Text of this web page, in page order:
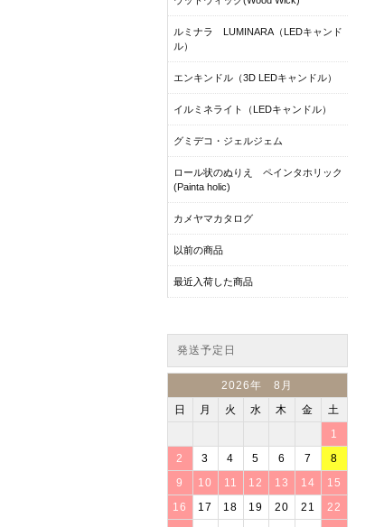
ルミナラ LUMINARA（LEDキャンド
ル）
エンキンドル（3D LEDキャンドル）
イルミネライト（LEDキャンドル）
グミデコ・ジェルジェム
ロール状のぬりえ ペインタホリック
(Painta holic)
カメヤマカタログ
以前の商品
最近入荷した商品
発送予定日
2026年 8月
日 月 火 水 木 金 土
1
2 3 4 5 6 7 8
9 10 11 12 13 14 15
16 17 18 19 20 21 22